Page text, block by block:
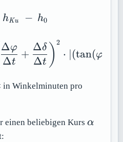
\Delta h\ =\
hKu − h0
\Delta h\ \approx \
Δt
Δφ
+
Δt
Δδ ) 2
⋅ ∣(tan(φ
in Winkelminuten pro
einen beliebigen Kurs\alpha
α